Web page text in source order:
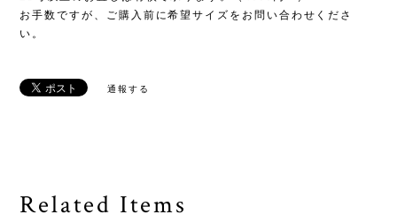
お手数ですが、ご購入前に希望サイズをお問い合わせくださ
い。
通報する
Related Items